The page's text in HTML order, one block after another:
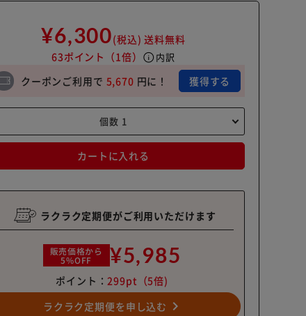
¥6,300(税込) 送料無料
63ポイント （1倍） info 内訳
クーポンご利用で 5,670 円に！ 獲得する
カートに入れる
ラクラク定期便がご利用いただけます
販売価格から
5%OFF ¥5,985
ポイント：299pt （5倍)
ラクラク定期便を申し込む navigate_next